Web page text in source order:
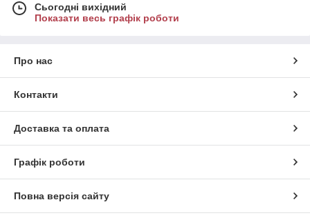
Сьогодні вихідний
Показати весь графік роботи
Про нас
Контакти
Доставка та оплата
Графік роботи
Повна версія сайту